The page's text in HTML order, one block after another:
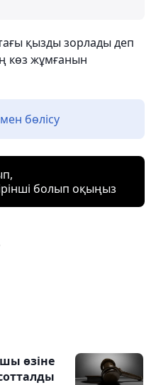
қызды зорлады деп
көз жұмғанын
бөлісу
болып оқыңыз
өзіне